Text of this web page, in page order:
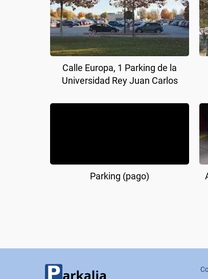
Calle Europa, 1 Parking de la
Universidad Rey Juan Carlos
Parking (pago)